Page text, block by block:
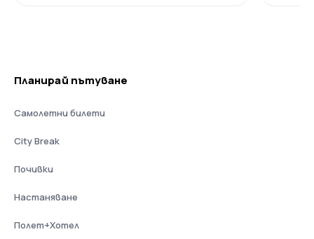
Планирай пътуване
Самолетни билети
City Break
Почивки
Настаняване
Полет+Хотел